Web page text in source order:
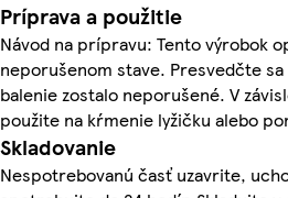
Príprava a použitie
Návod na prípravu: Tento výrobok
neporušenom stave. Presvedčte
balenie zostalo neporušené. V
použite na kŕmenie lyžičku alebo
Skladovanie
Nespotrebovanú časť uzavrite,